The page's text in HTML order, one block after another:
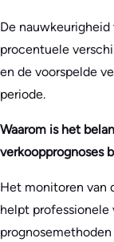
De
procentuele
en de voorspelde
periode.
Waarom is het
verkoopprognoses
Het monitoren van
helpt